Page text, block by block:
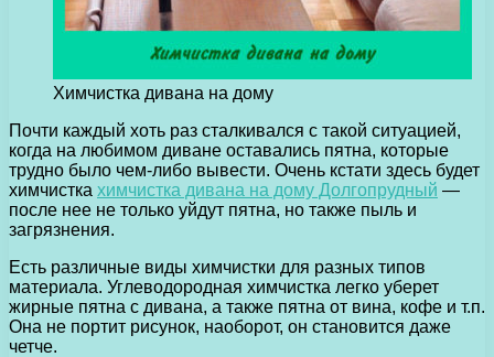
Химчистка дивана на дому
Почти каждый хоть раз сталкивался с такой ситуацией,
когда на любимом диване оставались пятна, которые
трудно было чем-либо вывести. Очень кстати здесь будет
химчистка химчистка дивана на дому Долгопрудный —
после нее не только уйдут пятна, но также пыль и
загрязнения.
Есть различные виды химчистки для разных типов
материала. Углеводородная химчистка легко уберет
жирные пятна с дивана, а также пятна от вина, кофе и т.п.
Она не портит рисунок, наоборот, он становится даже
четче.